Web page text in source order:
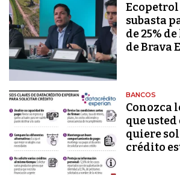
subasta
de 25%
de Brava
BANCOS
Conozca
que usted
quiere
crédito